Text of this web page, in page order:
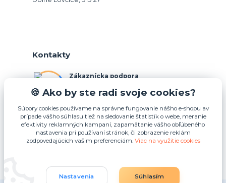
Kontakty
Zákaznícka podpora
(Po-Pia, 10-15 hod.)
info@podnosy.sk
Upraviť zber cookies.
🍪 Ako by ste radi svoje cookies?
Súbory cookies používame na správne fungovanie nášho e-shopu av
prípade vášho súhlasu tiež na sledovanie štatistík o webe, meranie
efektivity reklamných kampaní, zapamätanie vášho obľúbeného
nastavenia pri používaní stránok, či zobrazenie reklám
zodpovedajúcich vašim preferenciám. Viac na využitie cookies
Nastavenia Súhlasím